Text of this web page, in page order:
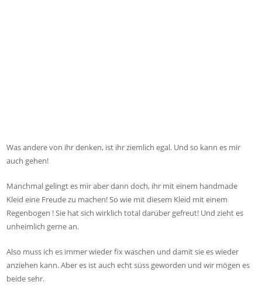
Was andere von ihr denken, ist ihr ziemlich egal. Und so kann es mir
auch gehen!
Manchmal gelingt es mir aber dann doch, ihr mit einem handmade
Kleid eine Freude zu machen! So wie mit diesem Kleid mit einem
Regenbogen ! Sie hat sich wirklich total darüber gefreut! Und zieht es
unheimlich gerne an.
Also muss ich es immer wieder fix waschen und damit sie es wieder
anziehen kann. Aber es ist auch echt süss geworden und wir mögen es
beide sehr.